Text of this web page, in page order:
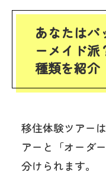
あなたはパ
ーメイド派
種類を紹介
移住体験ツアー
アーと「オーダ
分けられます。